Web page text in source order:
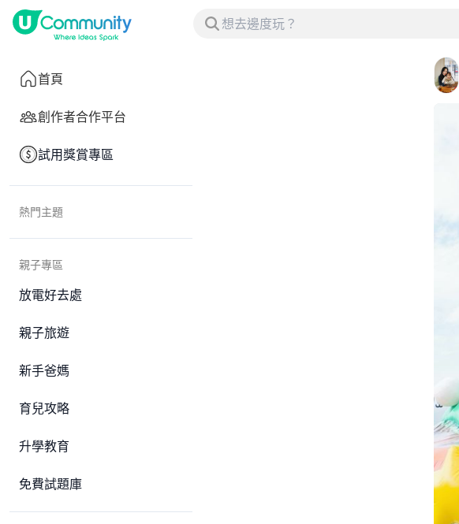
首頁
創作者合作平台
試用獎賞專區
熱門主題
親子專區
放電好去處
親子旅遊
新手爸媽
育兒攻略
升學教育
免費試題庫